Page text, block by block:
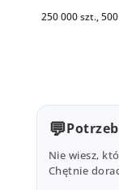
250 000 szt.,
💬
Nie wiesz,
Chętnie